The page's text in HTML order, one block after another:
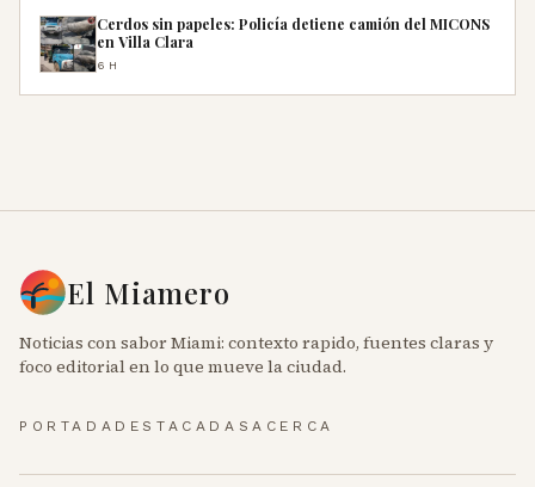
Cerdos sin papeles: Policía detiene camión del MICONS
en Villa Clara
6H
El Miamero
Noticias con sabor Miami: contexto rapido, fuentes claras y
foco editorial en lo que mueve la ciudad.
PORTADA DESTACADASACERCA